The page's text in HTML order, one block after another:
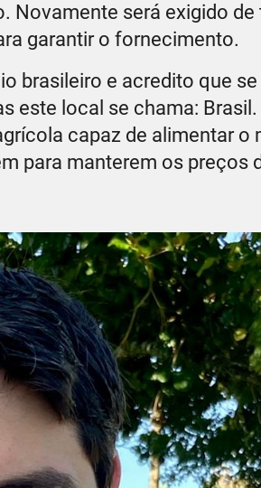
Novamente será exigido
garantir o fornecimento.
brasileiro e acredito que
este local se chama:
capaz de alimentar o
para manterem os preços